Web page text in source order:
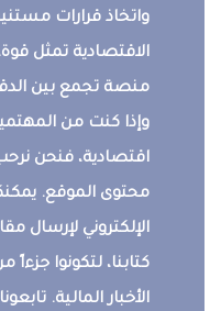
واتخاذ قرارات
الاقتصادية تمثل
منصة تجمع بين
وإذا كنت من
اقتصادية، فنحن
محتوى الموقع.
الإلكتروني لإرسال
كتابنا، لتكونوا
الأخبار المالية.